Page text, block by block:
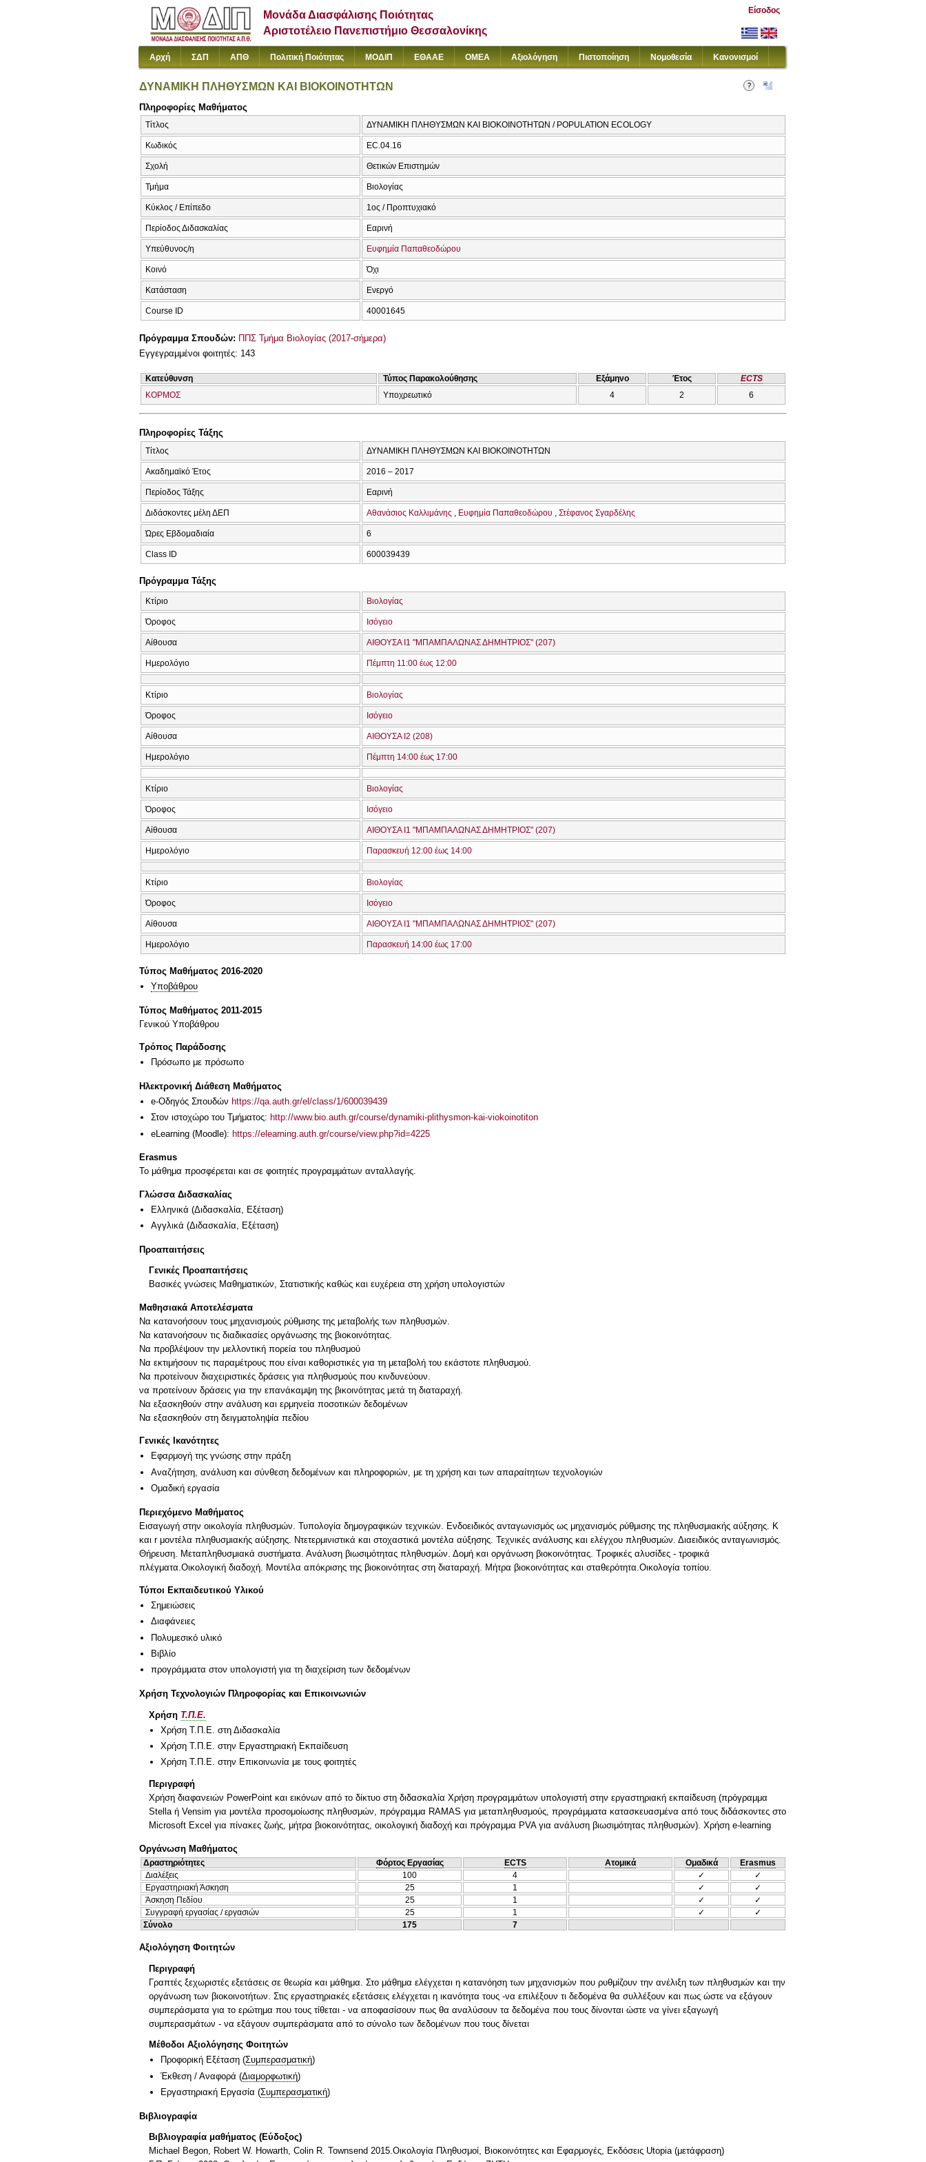
Μονάδα Διασφάλισης Ποιότητας
Αριστοτέλειο Πανεπιστήμιο Θεσσαλονίκης
Είσοδος
Αρχή ΣΔΠ ΑΠΘ Πολιτική Ποιότητας ΜΟΔΙΠ ΕΘΑΑΕ ΟΜΕΑ Αξιολόγηση Πιστοποίηση Νομοθεσία Κανονισμοί
ΔΥΝΑΜΙΚΗ ΠΛΗΘΥΣΜΩΝ ΚΑΙ ΒΙΟΚΟΙΝΟΤΗΤΩΝ
Πληροφορίες Μαθήματος
Τίτλος ΔΥΝΑΜΙΚΗ ΠΛΗΘΥΣΜΩΝ ΚΑΙ ΒΙΟΚΟΙΝΟΤΗΤΩΝ / POPULATION ECOLOGY
Κωδικός EC.04.16
Σχολή Θετικών Επιστημών
Τμήμα Βιολογίας
Κύκλος / Επίπεδο 1ος / Προπτυχιακό
Περίοδος Διδασκαλίας Εαρινή
Υπεύθυνος/η Ευφημία Παπαθεοδώρου
Κοινό Όχι
Κατάσταση Ενεργό
Course ID 40001645
Πρόγραμμα Σπουδών: ΠΠΣ Τμήμα Βιολογίας (2017-σήμερα)
Εγγεγραμμένοι φοιτητές: 143
Κατεύθυνση Τύπος Παρακολούθησης Εξάμηνο Έτος
ECTS
ΚΟΡΜΟΣ
Υποχρεωτικό 4 2 6
Πληροφορίες Τάξης
Τίτλος ΔΥΝΑΜΙΚΗ ΠΛΗΘΥΣΜΩΝ ΚΑΙ ΒΙΟΚΟΙΝΟΤΗΤΩΝ
Ακαδημαϊκό Έτος 2016 – 2017
Περίοδος Τάξης Εαρινή
Διδάσκοντες μέλη ΔΕΠ Αθανάσιος Καλλιμάνης Ευφημία Παπαθεοδώρου Στέφανος Σγαρδέλης
Ώρες Εβδομαδιαία 6
Class ID 600039439
Πρόγραμμα Τάξης
Κτίριο Βιολογίας
Όροφος Ισόγειο
Αίθουσα ΑΙΘΟΥΣΑ Ι1 "ΜΠΑΜΠΑΛΩΝΑΣ ΔΗΜΗΤΡΙΟΣ" (207)
Ημερολόγιο Πέμπτη 11:00 έως 12:00
Κτίριο Βιολογίας
Όροφος Ισόγειο
Αίθουσα ΑΙΘΟΥΣΑ Ι2 (208)
Ημερολόγιο Πέμπτη 14:00 έως 17:00
Κτίριο Βιολογίας
Όροφος Ισόγειο
Αίθουσα ΑΙΘΟΥΣΑ Ι1 "ΜΠΑΜΠΑΛΩΝΑΣ ΔΗΜΗΤΡΙΟΣ" (207)
Ημερολόγιο Παρασκευή 12:00 έως 14:00
Κτίριο Βιολογίας
Όροφος Ισόγειο
Αίθουσα ΑΙΘΟΥΣΑ Ι1 "ΜΠΑΜΠΑΛΩΝΑΣ ΔΗΜΗΤΡΙΟΣ" (207)
Ημερολόγιο Παρασκευή 14:00 έως 17:00
Τύπος Μαθήματος 2016-2020
Υποβάθρου
Τύπος Μαθήματος 2011-2015
Γενικού Υποβάθρου
Τρόπος Παράδοσης
Πρόσωπο με πρόσωπο
Ηλεκτρονική Διάθεση Μαθήματος
e-Οδηγός Σπουδών https://qa.auth.gr/el/class/1/600039439
Στον ιστοχώρο του Τμήματος: http://www.bio.auth.gr/course/dynamiki-plithysmon-kai-viokoinotiton
eLearning (Moodle): https://elearning.auth.gr/course/view.php?id=4225
Erasmus
Το μάθημα προσφέρεται και σε φοιτητές προγραμμάτων ανταλλαγής.
Γλώσσα Διδασκαλίας
Ελληνικά (Διδασκαλία, Εξέταση)
Αγγλικά (Διδασκαλία, Εξέταση)
Προαπαιτήσεις
Γενικές Προαπαιτήσεις
Βασικές γνώσεις Μαθηματικών, Στατιστικής καθώς και ευχέρεια στη χρήση υπολογιστών
Μαθησιακά Αποτελέσματα
Να κατανοήσουν τους μηχανισμούς ρύθμισης της μεταβολής των πληθυσμών.
Να κατανοήσουν τις διαδικασίες οργάνωσης της βιοκοινότητας.
Να προβλέψουν την μελλοντική πορεία του πληθυσμού
Να εκτιμήσουν τις παραμέτρους που είναι καθοριστικές για τη μεταβολή του εκάστοτε πληθυσμού.
Να προτείνουν διαχειριστικές δράσεις για πληθυσμούς που κινδυνεύουν.
να προτείνουν δράσεις για την επανάκαμψη της βικοινότητας μετά τη διαταραχή.
Να εξασκηθούν στην ανάλυση και ερμηνεία ποσοτικών δεδομένων
Να εξασκηθούν στη δειγματοληψία πεδίου
Γενικές Ικανότητες
Εφαρμογή της γνώσης στην πράξη
Αναζήτηση, ανάλυση και σύνθεση δεδομένων και πληροφοριών, με τη χρήση και των απαραίτητων τεχνολογιών
Ομαδική εργασία
Περιεχόμενο Μαθήματος
Εισαγωγή στην οικολογία πληθυσμών. Τυπολογία δημογραφικών τεχνικών. Ενδοειδικός ανταγωνισμός ως μηχανισμός ρύθμισης της πληθυσμιακής αύξησης. K
και r μοντέλα πληθυσμιακής αύξησης. Ντετερμινιστικά και στοχαστικά μοντέλα αύξησης. Τεχνικές ανάλυσης και ελέγχου πληθυσμών. Διαειδικός ανταγωνισμός.
Θήρευση. Μεταπληθυσμιακά συστήματα. Ανάλυση βιωσιμότητας πληθυσμών. Δομή και οργάνωση βιοκοινότητας. Τροφικές αλυσίδες - τροφικά
πλέγματα.Οικολογική διαδοχή. Μοντέλα απόκρισης της βιοκοινότητας στη διαταραχή. Μήτρα βιοκοινότητας και σταθερότητα.Οικολογία τοπίου.
Τύποι Εκπαιδευτικού Υλικού
Σημειώσεις
Διαφάνειες
Πολυμεσικό υλικό
Βιβλίο
προγράμματα στον υπολογιστή για τη διαχείριση των δεδομένων
Χρήση Τεχνολογιών Πληροφορίας και Επικοινωνιών
Χρήση Τ.Π.Ε.
Χρήση Τ.Π.Ε. στη Διδασκαλία
Χρήση Τ.Π.Ε. στην Εργαστηριακή Εκπαίδευση
Χρήση Τ.Π.Ε. στην Επικοινωνία με τους φοιτητές
Περιγραφή
Χρήση διαφανειών PowerPoint και εικόνων από το δίκτυο στη διδασκαλία Χρήση προγραμμάτων υπολογιστή στην εργαστηριακή εκπαίδευση (πρόγραμμα
Stella ή Vensim για μοντέλα προσομοίωσης πληθυσμών, πρόγραμμα RAMAS για μεταπληθυσμούς, προγράμματα κατασκευασμένα από τους διδάσκοντες στο
Microsoft Excel για πίνακες ζωής, μήτρα βιοκοινότητας, οικολογική διαδοχή και πρόγραμμα PVA για ανάλυση βιωσιμότητας πληθυσμών). Χρήση e-learning
Οργάνωση Μαθήματος
Δραστηριότητες Φόρτος Εργασίας ECTS Ατομικά Ομαδικά
Erasmus
Διαλέξεις
100 4 ✓
✓
Εργαστηριακή Άσκηση
25 1 ✓
✓
Άσκηση Πεδίου
25 1 ✓
✓
Συγγραφή εργασίας / εργασιών
25 1 ✓
✓
Σύνολο
175 7
Αξιολόγηση Φοιτητών
Περιγραφή
Γραπτές ξεχωριστές εξετάσεις σε θεωρία και μάθημα. Στο μάθημα ελέγχεται η κατανόηση των μηχανισμών που ρυθμίζουν την ανέλιξη των πληθυσμών και την
οργάνωση των βιοκοινοτήτων. Στις εργαστηριακές εξετάσεις ελέγχεται η ικανότητα τους -να επιλέξουν τι δεδομένα θα συλλέξουν και πως ώστε να εξάγουν
συμπεράσματα για το ερώτημα που τους τίθεται - να αποφασίσουν πως θα αναλύσουν τα δεδομένα που τους δίνονται ώστε να γίνει εξαγωγή
συμπερασμάτων - να εξάγουν συμπεράσματα από το σύνολο των δεδομένων που τους δίνεται
Μέθοδοι Αξιολόγησης Φοιτητών
Προφορική Εξέταση (Συμπερασματική)
Έκθεση / Αναφορά (Διαμορφωτική)
Εργαστηριακή Εργασία (Συμπερασματική)
Βιβλιογραφία
Βιβλιογραφία μαθήματος (Εύδοξος)
Michael Begon, Robert W. Howarth, Colin R. Townsend 2015.Οικολογία Πληθυσμοί, Βιοκοινότητες και Εφαρμογές, Εκδόσεις Utopia (μετάφραση)